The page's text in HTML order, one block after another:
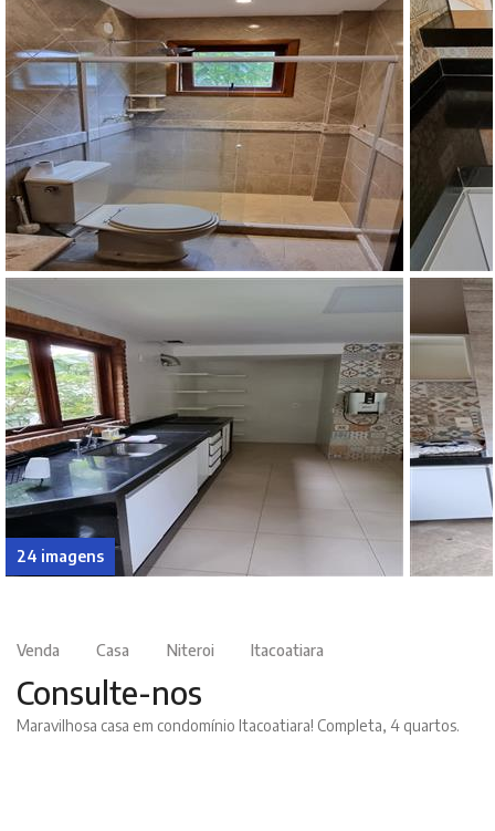
24 imagens
Venda Casa Niteroi Itacoatiara
Consulte-nos
Maravilhosa casa em condomínio Itacoatiara! Completa, 4 quartos.